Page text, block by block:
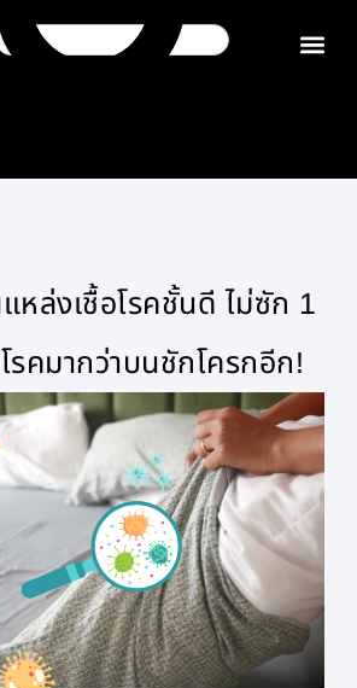
หล่งเชื้อโรคชั้นดี ไม่ซัก 1
รคมากว่าบนชักโครกอีก!